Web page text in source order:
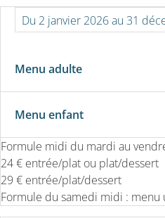
Menu adulte
Menu enfant
Formule midi du mardi au
24 € entrée/plat ou plat/dessert
29 € entrée/plat/dessert
Formule du samedi midi : menu